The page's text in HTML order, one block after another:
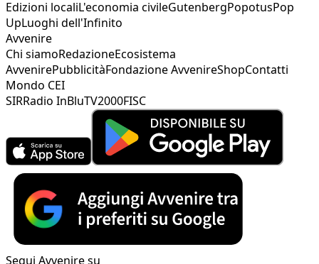
Edizioni localiL'economia civileGutenbergPopotusPop
UpLuoghi dell'Infinito
Avvenire
Chi siamoRedazioneEcosistema
AvvenirePubblicitàFondazione AvvenireShopContatti
Mondo CEI
SIRRadio InBluTV2000FISC
Segui Avvenire su